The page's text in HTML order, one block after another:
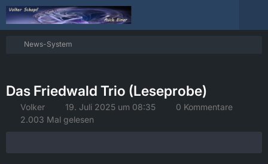
News-System
Das Friedwald Trio (Leseprobe)
Volker 19. Juli 2025 um 08:35
0 Kommentare
2.003 Mal gelesen